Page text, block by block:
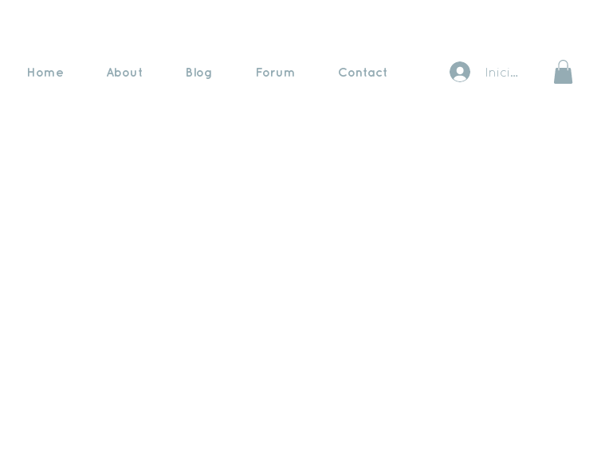
Home About Blog Forum Contact Iniciar sesión